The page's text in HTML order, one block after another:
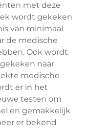
met deze
wordt gekeken
van minimaal
de medische
Ook wordt
naar
medische
er in het
testen om
en gemakkelijk
er bekend